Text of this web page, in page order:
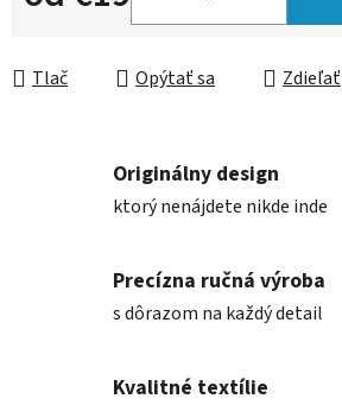
Jednotková cena:
Tlač Opýtať sa Zdieľať
Originálny design
ktorý nenájdete nikde inde
Precízna ručná výroba
s dôrazom na každý detail
Kvalitné textílie